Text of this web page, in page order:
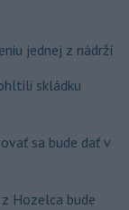
jednej z nádrží
skládku
sa bude dať v
Hozelca bude